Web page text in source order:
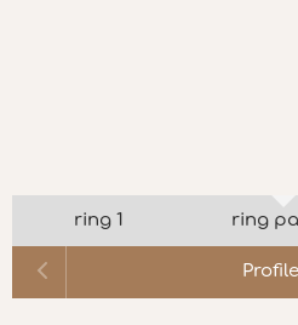
ring 1 ring
Profile